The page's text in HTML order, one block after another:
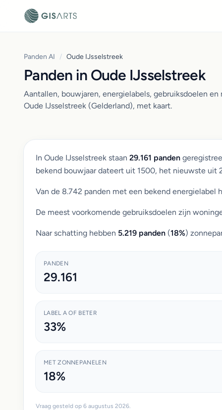
Panden AI / Oude IJsselstreek
Panden in Oude IJsselstreek
Aantallen, bouwjaren, energielabels, gebruiksdoelen en
Oude IJsselstreek (Gelderland), met kaart.
In Oude IJsselstreek staan 29.161 panden
bekend bouwjaar dateert uit 1500, het nieuwste uit
Van de 8.742 panden met een bekend energielabel
De meest voorkomende gebruiksdoelen zijn
Naar schatting hebben 5.219 panden (18%)
PANDEN
29.161
LABEL A OF BETER
33%
MET ZONNEPANELEN
18%
Vraag gesteld op 6 augustus 2026.